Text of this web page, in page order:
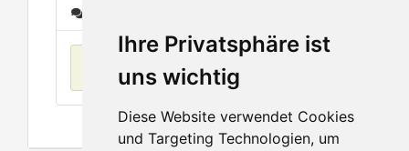
Ihre Privatsphäre ist
uns wichtig
Diese Website verwendet Cookies
und Targeting Technologien, um
Keine Einträge